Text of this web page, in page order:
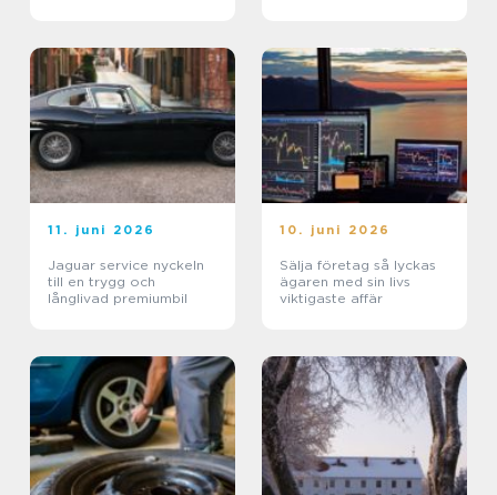
11. juni 2026
Jaguar service nyckeln
till en trygg och
långlivad premiumbil
10. juni 2026
Sälja företag så lyckas
ägaren med sin livs
viktigaste affär